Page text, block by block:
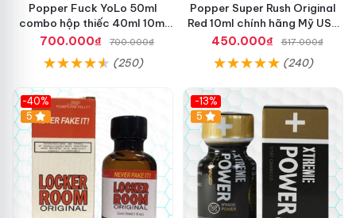
Popper Fuck YoLo 50ml
combo hộp thiếc 40ml 10ml
chất lượng tốt
700.000₫ 700.000₫
(250)
Popper Super Rush Original
Red 10ml chính hãng Mỹ USA
PWD
450.000₫ 517.000₫
(240)
-40%
5
-13%
Hot
5